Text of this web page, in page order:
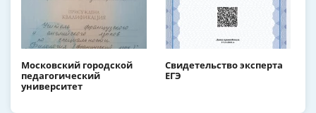
Московский городской
педагогический
университет
Свидетельство эксперта
ЕГЭ